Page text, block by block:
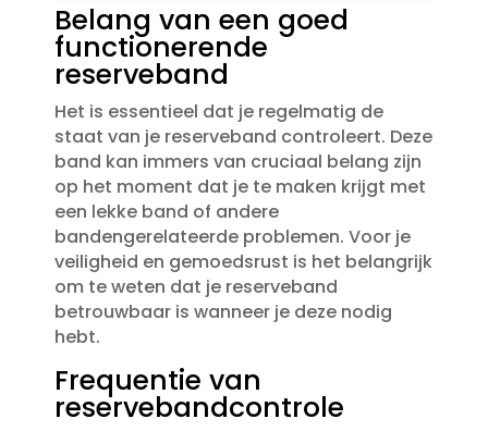
Belang van een goed
functionerende
reserveband
Het is essentieel dat je regelmatig de
staat van je reserveband controleert.​ Deze
band kan immers van cruciaal belang zijn
op het moment dat je te maken krijgt met
een lekke band of andere
bandengerelateerde problemen.​ Voor je
veiligheid en gemoedsrust is het belangrijk
om te weten dat je reserveband
betrouwbaar is wanneer je deze nodig
hebt.​
Frequentie van
reservebandcontrole